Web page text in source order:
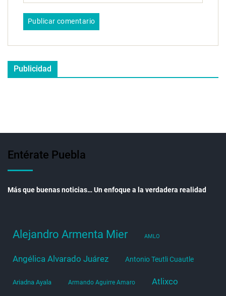
Publicidad
Entérate Puebla
Más que buenas noticias… Un enfoque a la verdadera realidad
Alejandro Armenta Mier AMLO
Angélica Alvarado Juárez Antonio Teutli Cuautle
Ariadna Ayala Armando Aguirre Amaro Atlixco